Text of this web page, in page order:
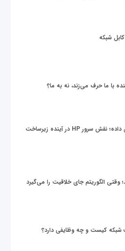
شبکه
با ما حرف می‌زند، نه به ما؟
زیر پوست دنیای داده؛ نقش سرور HP در آینده زیرساخت
وقتی الگوریتم جای خلاقیت را می‌گیرد
شبکه کیست و چه وظایفی دارد؟